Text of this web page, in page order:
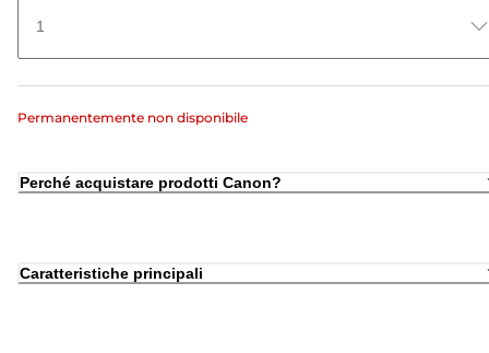
1
Permanentemente non disponibile
Perché acquistare prodotti Canon?
Caratteristiche principali